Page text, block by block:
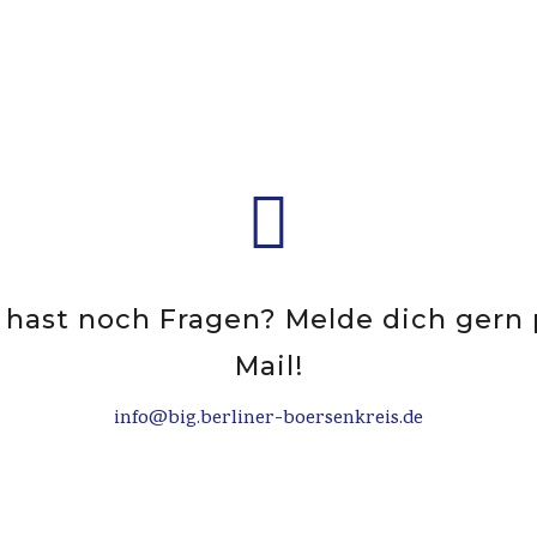

hast noch Fragen? Melde dich gern
Mail!
info@big.berliner-boersenkreis.de